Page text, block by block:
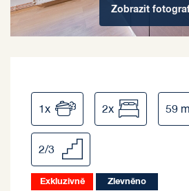
Zobrazit
1x 2x 59 m
2/3
Exkluzivně Zlevněno